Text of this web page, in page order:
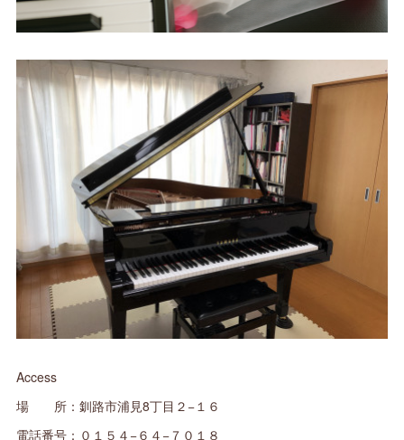
Access
場 所：釧路市浦見8丁目２−１６
電話番号：０１５４−６４−７０１８